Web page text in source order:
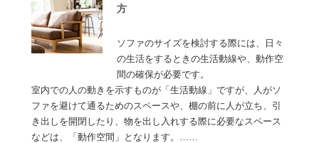
方
ソファのサイズを検討する際には、日々
の生活をするときの生活動線や、動作空
間の確保が必要です。
室内での人の動きを示すものが「生活動線」ですが、人がソ
ファを避けて通るためのスペースや、棚の前に人が立ち、引
き出しを開閉したり、物を出し入れする際に必要なスペース
などは、「動作空間」となります。……